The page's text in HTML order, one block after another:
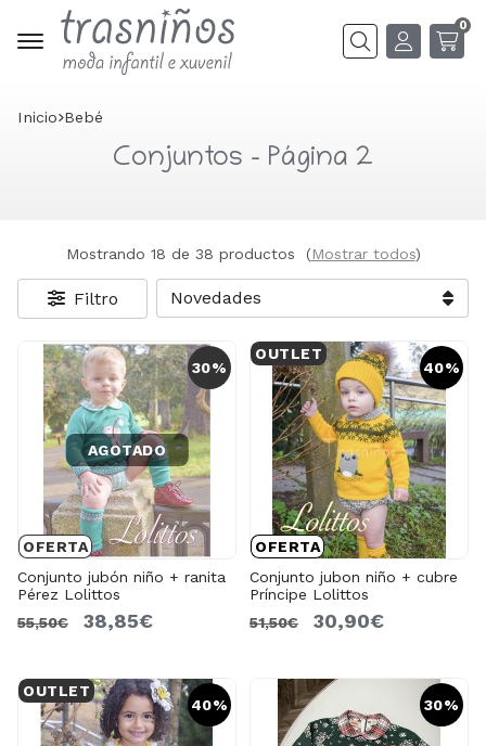
Buscar
0
Inicio bebé
Conjuntos - Página 2
Mostrando 18 de 38 productos (Mostrar todos)
Filtro
30%
OFERTA
AGOTADO
Conjunto jubón niño + ranita
Pérez Lolittos
55,50€
38,85€
40%
OFERTA
OUTLET
Conjunto jubon niño + cubre
Príncipe Lolittos
51,50€
30,90€
40%
OUTLET
30%